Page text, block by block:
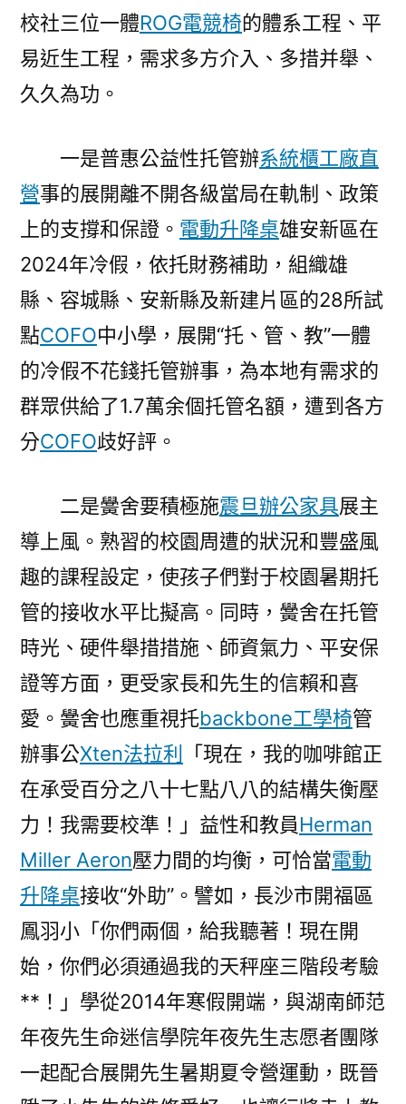
校社三位一體ROG電競椅的體系工程、平
易近生工程，需求多方介入、多措并舉、
久久為功。
一是普惠公益性托管辦系統櫃工廠直
營事的展開離不開各級當局在軌制、政策
上的支撐和保證。 電動升降桌雄安新區在
2024年冷假，依托財務補助，組織雄
縣、容城縣、安新縣及新建片區的28所試
點COFO中小學，展開“托、管、教”一體
的冷假不花錢托管辦事，為本地有需求的
群眾供給了1.7萬余個托管名額，遭到各方
分COFO歧好評。
二是黌舍要積極施震旦辦公家具展主
導上風。熟習的校園周遭的狀況和豐盛風
趣的課程設定，使孩子們對于校園暑期托
管的接收水平比擬高。同時，黌舍在托管
時光、硬件舉措措施、師資氣力、平安保
證等方面，更受家長和先生的信賴和喜
愛。黌舍也應重視托backbone工學椅管
辦事公Xten法拉利
「現在，我的咖啡館正
在承受百分之八十七點八八的結構失衡壓
力！我需要校準！」益性和教員Herman
Miller Aeron壓力間的均衡，可恰當電動
升降桌接收“外助”。譬如，長沙市開福區
鳳羽小「你們兩個，給我聽著！現在開
始，你們必須通過我的天秤座三階段考驗
**！」學從2014年寒假開端，與湖南師范
年夜先生命迷信學院年夜先生志愿者團隊
一起配合展開先生暑期夏令營運動，既晉